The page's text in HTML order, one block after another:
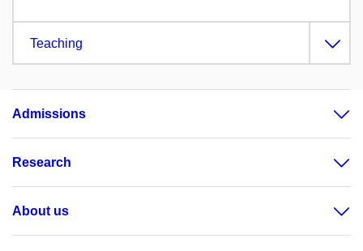
Teaching
Admissions
Research
About us